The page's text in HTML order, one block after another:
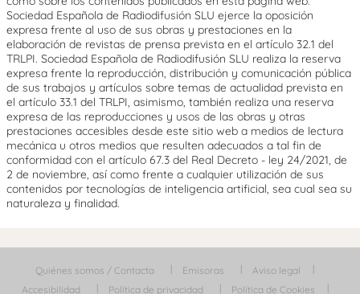
Sociedad Española de Radiodifusión SLU ejerce la oposición
expresa frente al uso de sus obras y prestaciones en la
elaboración de revistas de prensa prevista en el artículo 32.1 del
TRLPI. Sociedad Española de Radiodifusión SLU realiza la reserva
expresa frente la reproducción, distribución y comunicación pública
de sus trabajos y artículos sobre temas de actualidad prevista en
el artículo 33.1 del TRLPI, asimismo, también realiza una reserva
expresa de las reproducciones y usos de las obras y otras
prestaciones accesibles desde este sitio web a medios de lectura
mecánica u otros medios que resulten adecuados a tal fin de
conformidad con el artículo 67.3 del Real Decreto - ley 24/2021, de
2 de noviembre, así como frente a cualquier utilización de sus
contenidos por tecnologías de inteligencia artificial, sea cual sea su
naturaleza y finalidad.
Quiénes somos / Contacta Emisoras
Aviso legal
Accesibilidad
Política de privacidad
Política de Cookies